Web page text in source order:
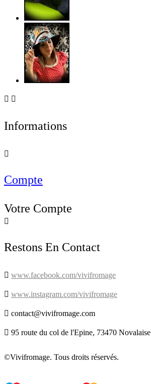
 
Informations

Compte
Votre Compte

Restons En Contact
 www.facebook.com/vivifromage
 www.instagram.com/vivifromage
 contact@vivifromage.com
 95 route du col de l'Epine, 73470 Novalaise
©Vivifromage. Tous droits réservés.